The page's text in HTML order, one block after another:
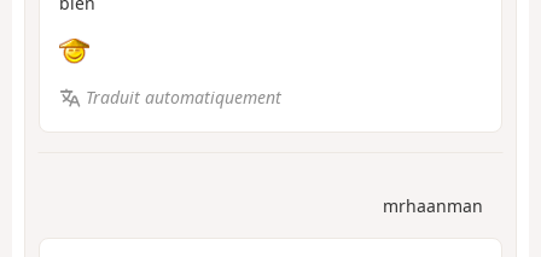
Traduit automatiquement
mrhaanman